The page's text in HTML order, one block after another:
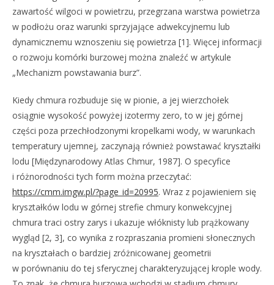
zawartość wilgoci w powietrzu, przegrzana warstwa powietrza
w podłożu oraz warunki sprzyjające adwekcyjnemu lub
dynamicznemu wznoszeniu się powietrza [1]. Więcej informacji
o rozwoju komórki burzowej można znaleźć w artykule
„Mechanizm powstawania burz”.
Kiedy chmura rozbuduje się w pionie, a jej wierzchołek
osiągnie wysokość powyżej izotermy zero, to w jej górnej
części poza przechłodzonymi kropelkami wody, w warunkach
temperatury ujemnej, zaczynają również powstawać kryształki
lodu [Międzynarodowy Atlas Chmur, 1987]. O specyfice
i różnorodności tych form można przeczytać:
https://cmm.imgw.pl/?page_id=20995. Wraz z pojawieniem się
kryształków lodu w górnej strefie chmury konwekcyjnej
chmura traci ostry zarys i ukazuje włóknisty lub prążkowany
wygląd [2, 3], co wynika z rozpraszania promieni słonecznych
na kryształach o bardziej zróżnicowanej geometrii
w porównaniu do tej sferycznej charakteryzującej krople wody.